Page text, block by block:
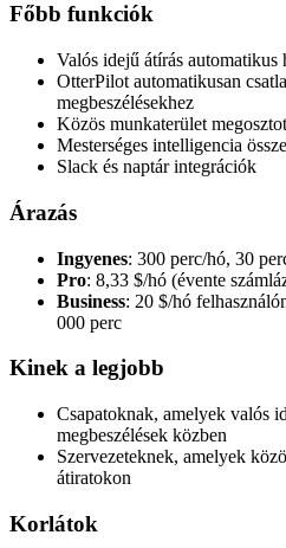
Főbb funkciók
Valós idejű átírás automatikus
OtterPilot automatikusan
megbeszélésekhez
Közös munkaterület
Mesterséges intelligencia
Slack és naptár integrációk
Árazás
Ingyenes: 300 perc/hó, 30
Pro: 8,33 $/hó (évente
Business: 20 $/hó
000 perc
Kinek a legjobb
Csapatoknak, amelyek valós
megbeszélések közben
Szervezeteknek, amelyek
átiratokon
Korlátok